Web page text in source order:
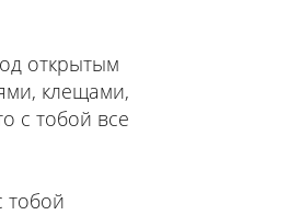
открытым
клещами,
с тобой все
тобой